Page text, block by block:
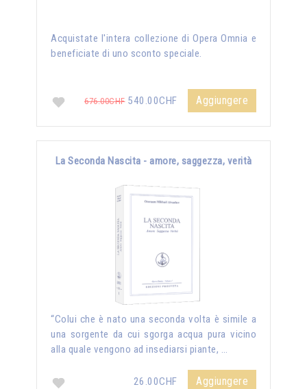
Acquistate l'intera collezione di Opera Omnia e
beneficiate di uno sconto speciale.
676.00CHF540.00CHF Aggiungere
La Seconda Nascita - amore, saggezza, verità
“Colui che è nato una seconda volta è simile a
una sorgente da cui sgorga acqua pura vicino
alla quale vengono ad insediarsi piante, …
26.00CHF Aggiungere